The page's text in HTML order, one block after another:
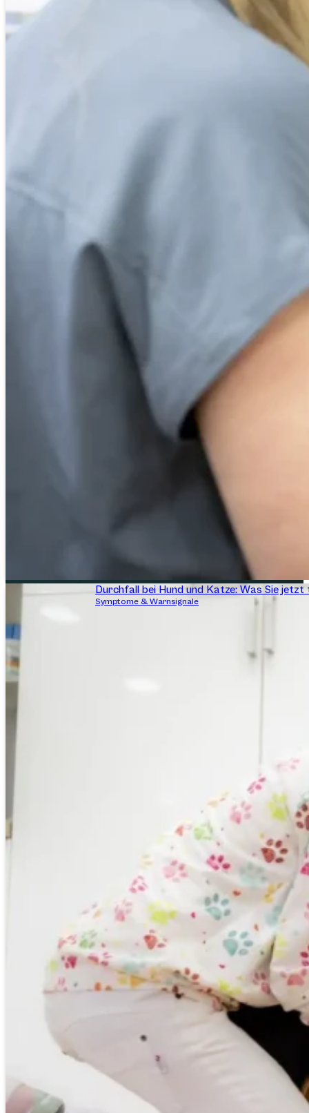
Durchfall bei Hund und Katze: Was Sie jetzt
Symptome & Warnsignale